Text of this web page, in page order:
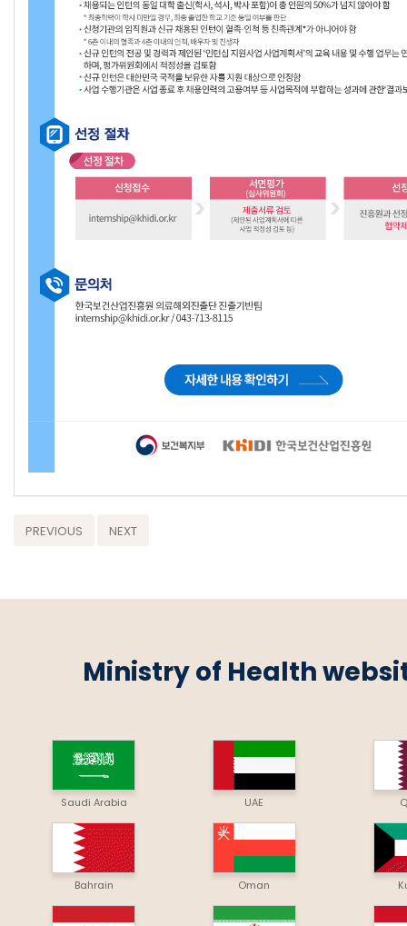
PREVIOUS NEXT
Ministry of Health
Saudi Arabia UAE
Bahrain Oman